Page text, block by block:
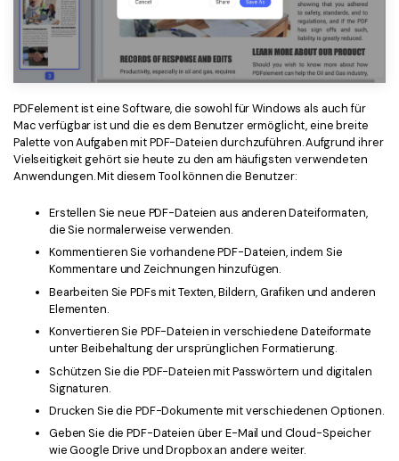
PDFelement ist eine Software, die sowohl für Windows als auch für
Mac verfügbar ist und die es dem Benutzer ermöglicht, eine breite
Palette von Aufgaben mit PDF-Dateien durchzuführen. Aufgrund ihrer
Vielseitigkeit gehört sie heute zu den am häufigsten verwendeten
Anwendungen. Mit diesem Tool können die Benutzer:
Erstellen Sie neue PDF-Dateien aus anderen Dateiformaten,
die Sie normalerweise verwenden.
Kommentieren Sie vorhandene PDF-Dateien, indem Sie
Kommentare und Zeichnungen hinzufügen.
Bearbeiten Sie PDFs mit Texten, Bildern, Grafiken und anderen
Elementen.
Konvertieren Sie PDF-Dateien in verschiedene Dateiformate
unter Beibehaltung der ursprünglichen Formatierung.
Schützen Sie die PDF-Dateien mit Passwörtern und digitalen
Signaturen.
Drucken Sie die PDF-Dokumente mit verschiedenen Optionen.
Geben Sie die PDF-Dateien über E-Mail und Cloud-Speicher
wie Google Drive und Dropbox an andere weiter.